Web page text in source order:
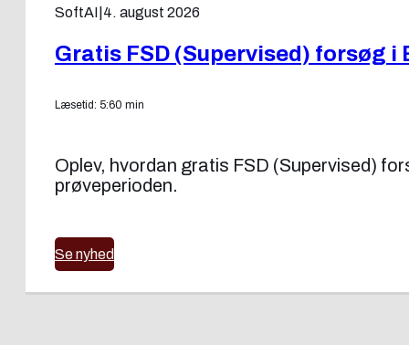
SoftAI 4. august 2026
Gratis FSD (Supervised) forsøg i
Læsetid: 5:60 min
Oplev, hvordan gratis FSD (Supervised)
prøveperioden.
Se nyhed